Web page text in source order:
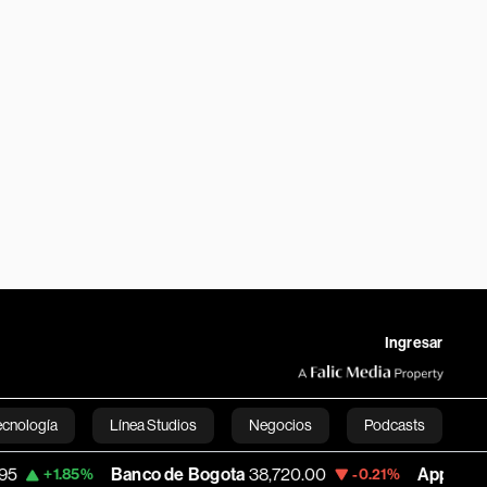
Ingresar
Línea Studios Negocios Podcasts
English
Banco de Bogota 38,720.00 -0.21% Apple 310.94